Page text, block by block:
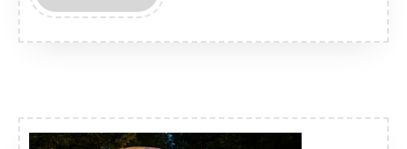
MORE